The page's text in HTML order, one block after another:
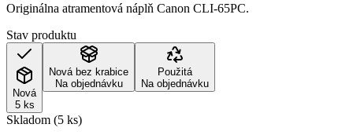
Originálna atramentová náplň Canon CLI-65PC.
Stav produktu
Nová
5 ks
Nová bez krabice
Na objednávku
Použitá
Na objednávku
Skladom (5 ks)